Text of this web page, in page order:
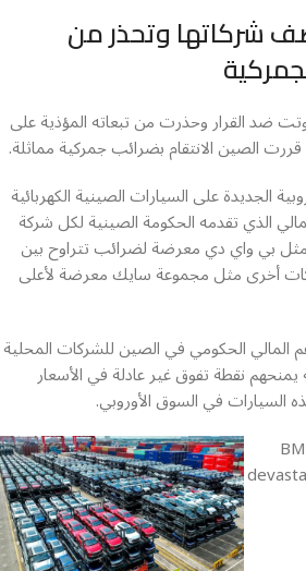
شركاتها وتحذر من
ضد القرار وحذرت من تبعاته المؤذية على
قررت الصين الانتقام بضرائب جمركية مماثلة.
الجديدة على السيارات الصينية الكهربائية
الذي تقدمه الحكومة الصينية لكل شركة
بي واي دي معرضة لضرائب تتراوح بين
شركات أخرى مثل مجموعة سايك معرضة لأعلى
المالي الحكومي في الصين للشركات المحلية
يمنحهم نقطة تفوق غير عادلة في الأسعار
السيارات في السوق الأوروبي.